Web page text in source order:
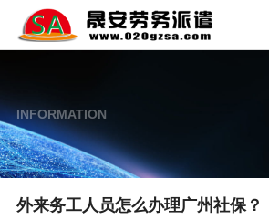
INFORMATION
外来务工人员怎么办理广州社保？